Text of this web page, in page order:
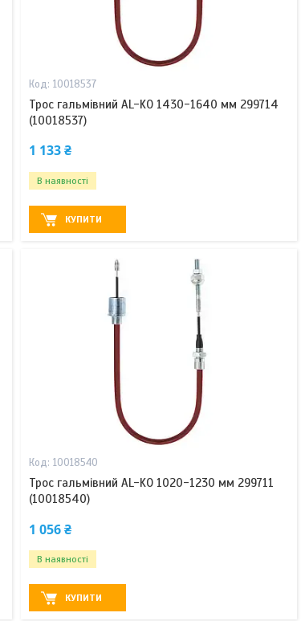
10018537
Трос гальмівний AL-KO 1430-1640 мм 299714
(10018537)
1 133 ₴
В наявності
КУПИТИ
10018540
Трос гальмівний AL-KO 1020-1230 мм 299711
(10018540)
1 056 ₴
В наявності
КУПИТИ